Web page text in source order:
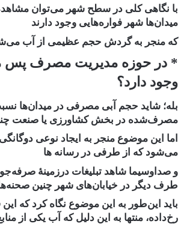
با نگاهی کلی در سطح شهر می‌توان مشاهده
میدان‌ها شهر فواره‌هایی وجود دارند
که منجر به گردش حجم عظیمی از آب
* در حوزه مدیریت مصرف پس
وجود دارد؟
بله؛ شاید حجم آبی مصرفی در میدان‌ها
مصرف‌شده در بخش کشاورزی یا صنعت
اما این موضوع منجر به ایجاد نوعی
می‌شود که از طرفی در رسانه ها
و صداوسیما شاهد تبلیغات درزمینهٔ
طرف دیگر در خیابان‌های شهر چنین
باید این‌طور به این موضوع نگاه کرد که این
رخ‌داده، منتها به این دلیل که آب یکی از